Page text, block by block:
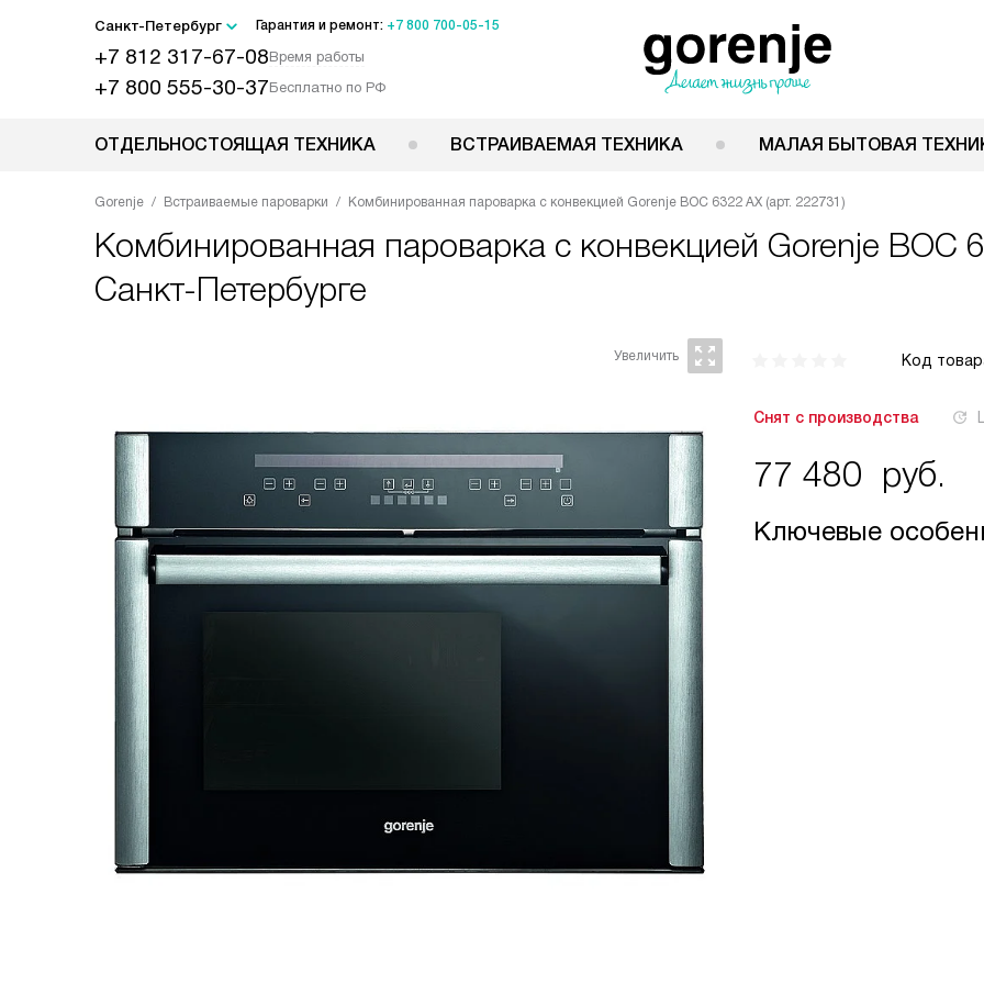
Санкт-Петербург Гарантия и ремонт: +7 800 700-05-15
+7 812 317-67-08Время работы
+7 800 555-30-37Бесплатно по РФ
ОТДЕЛЬНОСТОЯЩАЯ ТЕХНИКА ВСТРАИВАЕМАЯ ТЕХНИКА МАЛАЯ БЫТОВАЯ
Gorenje Встраиваемые пароварки Комбинированная пароварка с конвекцией Gorenje BOC 6322 AX (арт. 222731)
Комбинированная пароварка с конвекцией Gorenje BOC
Санкт-Петербурге
Код
Снят с производства
77 480 руб.
Ключевые